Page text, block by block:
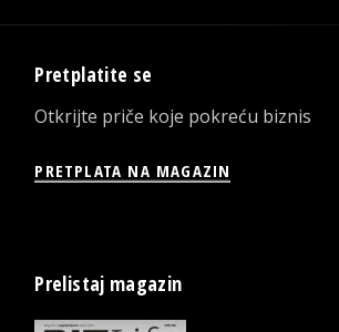
Pretplatite se
Otkrijte priče koje pokreću biznis
PRETPLATA NA MAGAZIN
Prelistaj magazin